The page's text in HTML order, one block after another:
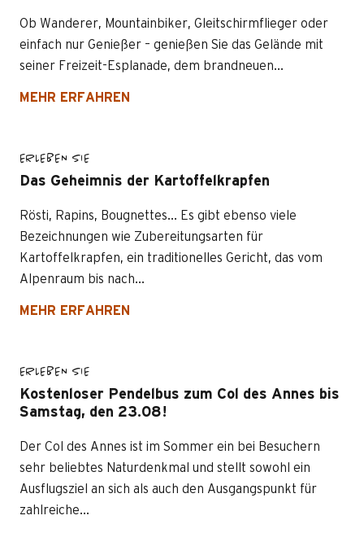
Ob Wanderer, Mountainbiker, Gleitschirmflieger oder
einfach nur Genießer – genießen Sie das Gelände mit
seiner Freizeit-Esplanade, dem brandneuen...
MEHR ERFAHREN
ERLEBEN SIE
Das Geheimnis der Kartoffelkrapfen
Rösti, Rapins, Bougnettes... Es gibt ebenso viele
Bezeichnungen wie Zubereitungsarten für
Kartoffelkrapfen, ein traditionelles Gericht, das vom
Alpenraum bis nach...
MEHR ERFAHREN
ERLEBEN SIE
Kostenloser Pendelbus zum Col des Annes bis
Samstag, den 23.08!
Der Col des Annes ist im Sommer ein bei Besuchern
sehr beliebtes Naturdenkmal und stellt sowohl ein
Ausflugsziel an sich als auch den Ausgangspunkt für
zahlreiche...